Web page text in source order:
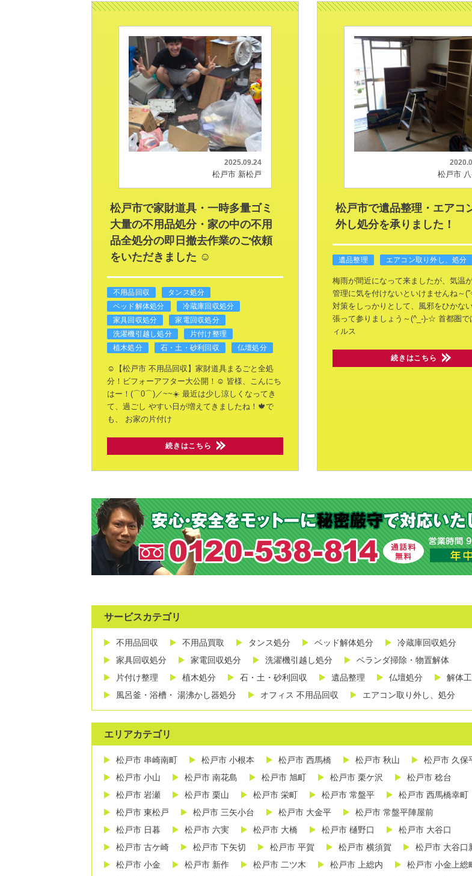
2025.09.24
松戸市 新松戸
松戸市で家財道具・一時多量ゴミ
大量の不用品処分・家の中の不用
品全処分の即日撤去作業のご依頼
をいただきました ☺️
不用品回収
タンス処分
ベッド解体処分
冷蔵庫回収処分
家具回収処分
家電回収処分
洗濯機引越し処分
片付け整理
植木処分
石・土・砂利回収 仏壇処分
☺️【松戸市 不用品回収】家財道具まるごと全処
分！ビフォーアフター大公開！☺️ 皆様、こんにち
はー！(⌒0⌒)／~~☀️ 最近は少し涼しくなってき
て、過ごし やすい日が増えてきましたね！🍁で
も、
お家の片付け
続きはこちら
松戸市
松戸市で遺品整理・エアコ
外し処分を承りました！
遺品整理 エアコン取り外し、処分
梅雨が間近になって来ましたが、気温
管理に気を付けないといけませんね～
対策をしっかりとして、風邪をひかな
張って参りましょう～(^_-)-☆ 首都圏で
ィルス
続きはこちら
サービスカテゴリ
不用品回収 不用品買取 タンス処分 ベッド解体処分
冷蔵庫回収処分
家具回収処分
家電回収処分 洗濯機引越し処分
ベランダ掃除・物置解体
片付け整理
植木処分 石・土・砂利回収 遺品整理 仏壇処分
解体
風呂釜・浴槽・ 湯沸かし器処分
オフィス 不用品回収 エアコン取り外し、処分
エリアカテゴリ
松戸市 串崎南町 松戸市 小根本 松戸市 西馬橋 松戸市 秋山
松戸市 久保
松戸市 小山
松戸市 南花島 松戸市 旭町 松戸市 栗ケ沢
松戸市 稔台
松戸市 岩瀬
松戸市 栗山 松戸市 栄町 松戸市 常盤平
松戸市 西馬橋幸町
松戸市 東松戸
松戸市 三矢小台 松戸市 大金平
松戸市 常盤平陣屋前
松戸市 日暮
松戸市 六実 松戸市 大橋 松戸市 樋野口
松戸市 大谷口
松戸市 古ケ崎
松戸市 下矢切 松戸市 平賀 松戸市 横須賀
松戸市 大谷口
松戸市 小金
松戸市 新作 松戸市 二ツ木 松戸市 上総内
松戸市 小金上総